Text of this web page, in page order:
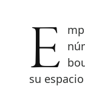
Emplazada en Bond Street (en los
su